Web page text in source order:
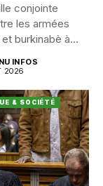
conjointe
les armées
burkinabè à
INFOS
2026
& SOCIÉTÉ